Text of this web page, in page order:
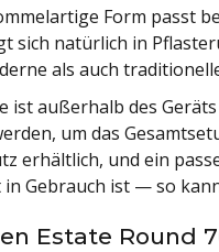
Form passt
sich natürlich in
als auch
ist außerhalb des
um das
erhältlich, und ein
Gebrauch ist — so
Estate Round